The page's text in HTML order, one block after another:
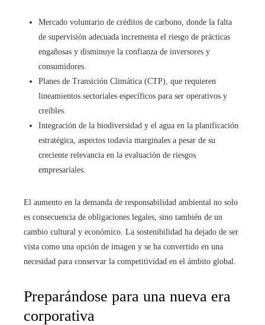
Mercado voluntario de créditos de carbono, donde la falta
de supervisión adecuada incrementa el riesgo de prácticas
engañosas y disminuye la confianza de inversores y
consumidores.
Planes de Transición Climática (CTP), que requieren
lineamientos sectoriales específicos para ser operativos y
creíbles.
Integración de la biodiversidad y el agua en la planificación
estratégica, aspectos todavía marginales a pesar de su
creciente relevancia en la evaluación de riesgos
empresariales.
El aumento en la demanda de responsabilidad ambiental no solo
es consecuencia de obligaciones legales, sino también de un
cambio cultural y económico. La sostenibilidad ha dejado de ser
vista como una opción de imagen y se ha convertido en una
necesidad para conservar la competitividad en el ámbito global.
Preparándose para una nueva era
corporativa